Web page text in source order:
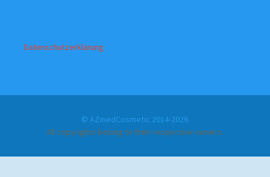
Datenschutzerklärung
© AZmedCosmetic 2014-2026
All copyrights belong to their respective owners.